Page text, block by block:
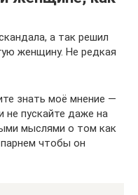
а так решил
женщину. Не редкая
знать моё мнение —
не пускайте даже на
мыслями о том как
чтобы он